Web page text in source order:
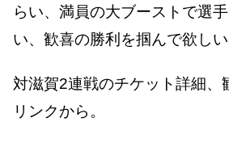
らい、満員の大ブーストで選
い、歓喜の勝利を掴んで欲しい
対滋賀2連戦のチケット詳細、
リンクから。